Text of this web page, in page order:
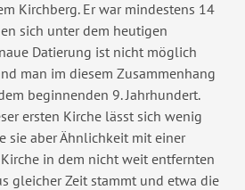
Kirchberg. Er war mindestens 14
sich unter dem heutigen
Datierung ist nicht möglich
man im diesem Zusammenhang
beginnenden 9. Jahrhundert.
ersten Kirche lässt sich wenig
sie aber Ähnlichkeit mit einer
in dem nicht weit entfernten
gleicher Zeit stammt und etwa die